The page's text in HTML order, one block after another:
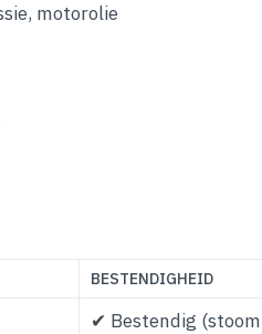
motorolie
BESTENDIGHEID
✔ Bestendig